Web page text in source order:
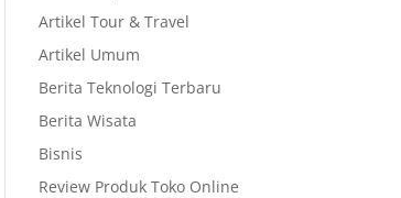
Artikel Tour & Travel
Artikel Umum
Berita Teknologi Terbaru
Berita Wisata
Bisnis
Review Produk Toko Online